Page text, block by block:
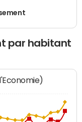
par habitant